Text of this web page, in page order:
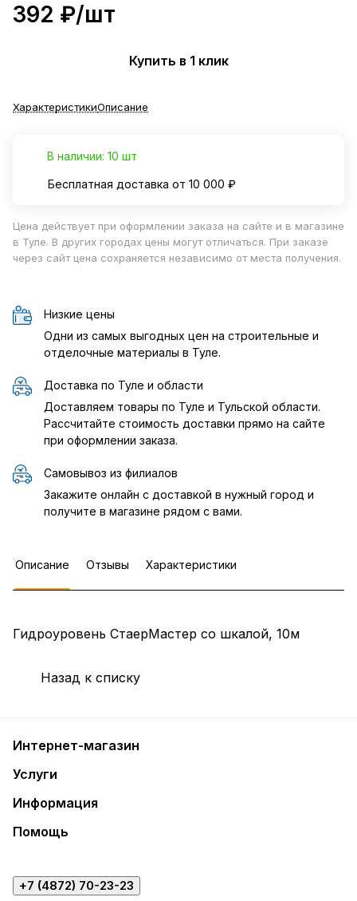
392 ₽/шт
Купить в 1 клик
ХарактеристикиОписание
В наличии: 10 шт
Бесплатная доставка от 10 000 ₽
Цена действует при оформлении заказа на сайте и в магазине
в Туле. В других городах цены могут отличаться. При заказе
через сайт цена сохраняется независимо от места получения.
Низкие цены
Одни из самых выгодных цен на строительные и
отделочные материалы в Туле.
Доставка по Туле и области
Доставляем товары по Туле и Тульской области.
Рассчитайте стоимость доставки прямо на сайте
при оформлении заказа.
Самовывоз из филиалов
Закажите онлайн с доставкой в нужный город и
получите в магазине рядом с вами.
Описание Отзывы Характеристики
Гидроуровень СтаерМастер со шкалой, 10м
Назад к списку
Интернет-магазин
Услуги
Информация
Помощь
+7 (4872) 70-23-23